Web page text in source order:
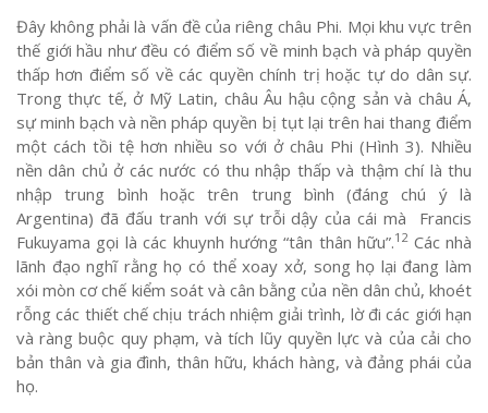
Đây không phải là vấn đề của riêng châu Phi. Mọi khu vực trên
thế giới hầu như đều có điểm số về minh bạch và pháp quyền
thấp hơn điểm số về các quyền chính trị hoặc tự do dân sự.
Trong thực tế, ở Mỹ Latin, châu Âu hậu cộng sản và châu Á,
sự minh bạch và nền pháp quyền bị tụt lại trên hai thang điểm
một cách tồi tệ hơn nhiều so với ở châu Phi (Hình 3). Nhiều
nền dân chủ ở các nước có thu nhập thấp và thậm chí là thu
nhập trung bình hoặc trên trung bình (đáng chú ý là
Argentina) đã đấu tranh với sự trỗi dậy của cái mà Francis
Fukuyama gọi là các khuynh hướng “tân thân hữu”.12Các nhà
lãnh đạo nghĩ rằng họ có thể xoay xở, song họ lại đang làm
xói mòn cơ chế kiểm soát và cân bằng của nền dân chủ, khoét
rỗng các thiết chế chịu trách nhiệm giải trình, lờ đi các giới hạn
và ràng buộc quy phạm, và tích lũy quyền lực và của cải cho
bản thân và gia đình, thân hữu, khách hàng, và đảng phái của
họ.